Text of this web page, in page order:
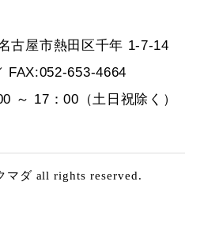
古屋市熱田区千年 1-7-14
FAX:052-653-4664
～ 17：00（土日祝除く）
マダ all rights reserved.